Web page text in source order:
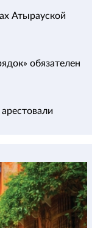
Атырауской
обязателен